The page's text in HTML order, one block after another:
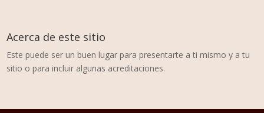
Acerca de este sitio
Este puede ser un buen lugar para presentarte a ti mismo y a tu
sitio o para incluir algunas acreditaciones.